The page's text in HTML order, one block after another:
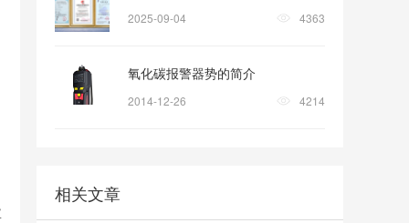
2025-09-04 4363
氧化碳报警器势的简介
2014-12-26 4214
相关文章